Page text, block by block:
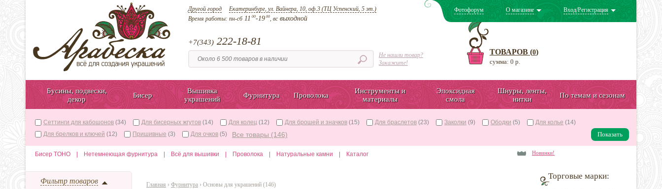
Другой город Екатеринбург, ул. Вайнера, 10, оф.3 (ТЦ Успенский, 5 эт.)
Время работы: пн-сб11 00-19 00, всвыходной
+7(343) 222-18-81
Не нашли товар?
Закажите!
Фотофорум О магазине Вход/Регистрация
ТОВАРОВ (0)
сумма: 0 р.
Бусины, подвески,
декор
Бисер
Вышивка
украшений
Фурнитура Проволока
Инструменты и
материалы
Эпоксидная
смола
Шнуры, ленты,
нитки
По темам и сезонам
Сеттинги для кабошонов (34) Для бисерных жгутов (14) Для колец (12) Для брошей и значков (15) Для браслетов (23) Заколки (9) Ободки (5) Для колье (14)
Для брелков и ключей (12) Пришивные (3) Для очков (5) Все товары (146) Показать
Бисер TOHO Нетемнеющая фурнитура Всё для вышивки Проволока Натуральные камни Каталог Новинки!
Фильтр товаров Главная › Фурнитура › Основы для украшений (146)
Торговые марки: